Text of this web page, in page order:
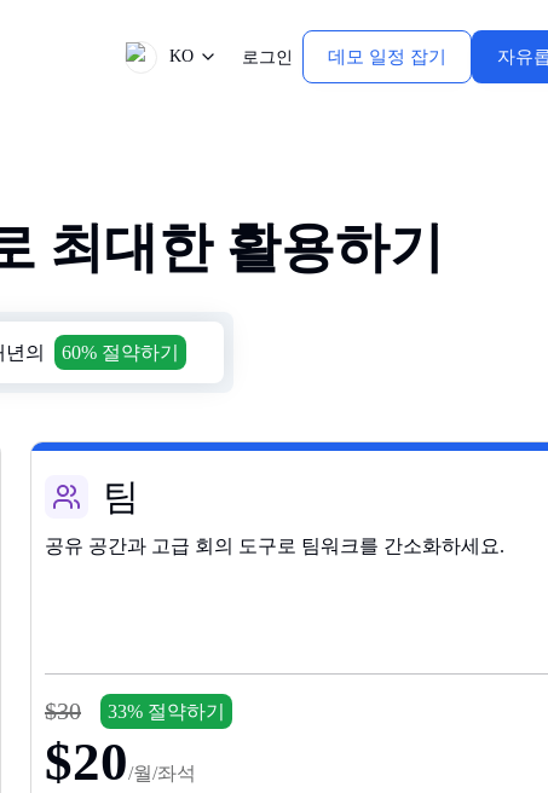
KO 로그인 데모 일정 잡기 자유
최대한 활용하기
년의 60% 절약하기
팀
공유 공간과 고급 회의 도구로 팀워크를 간소화하세요.
$30 33% 절약하기
$20/월/좌석